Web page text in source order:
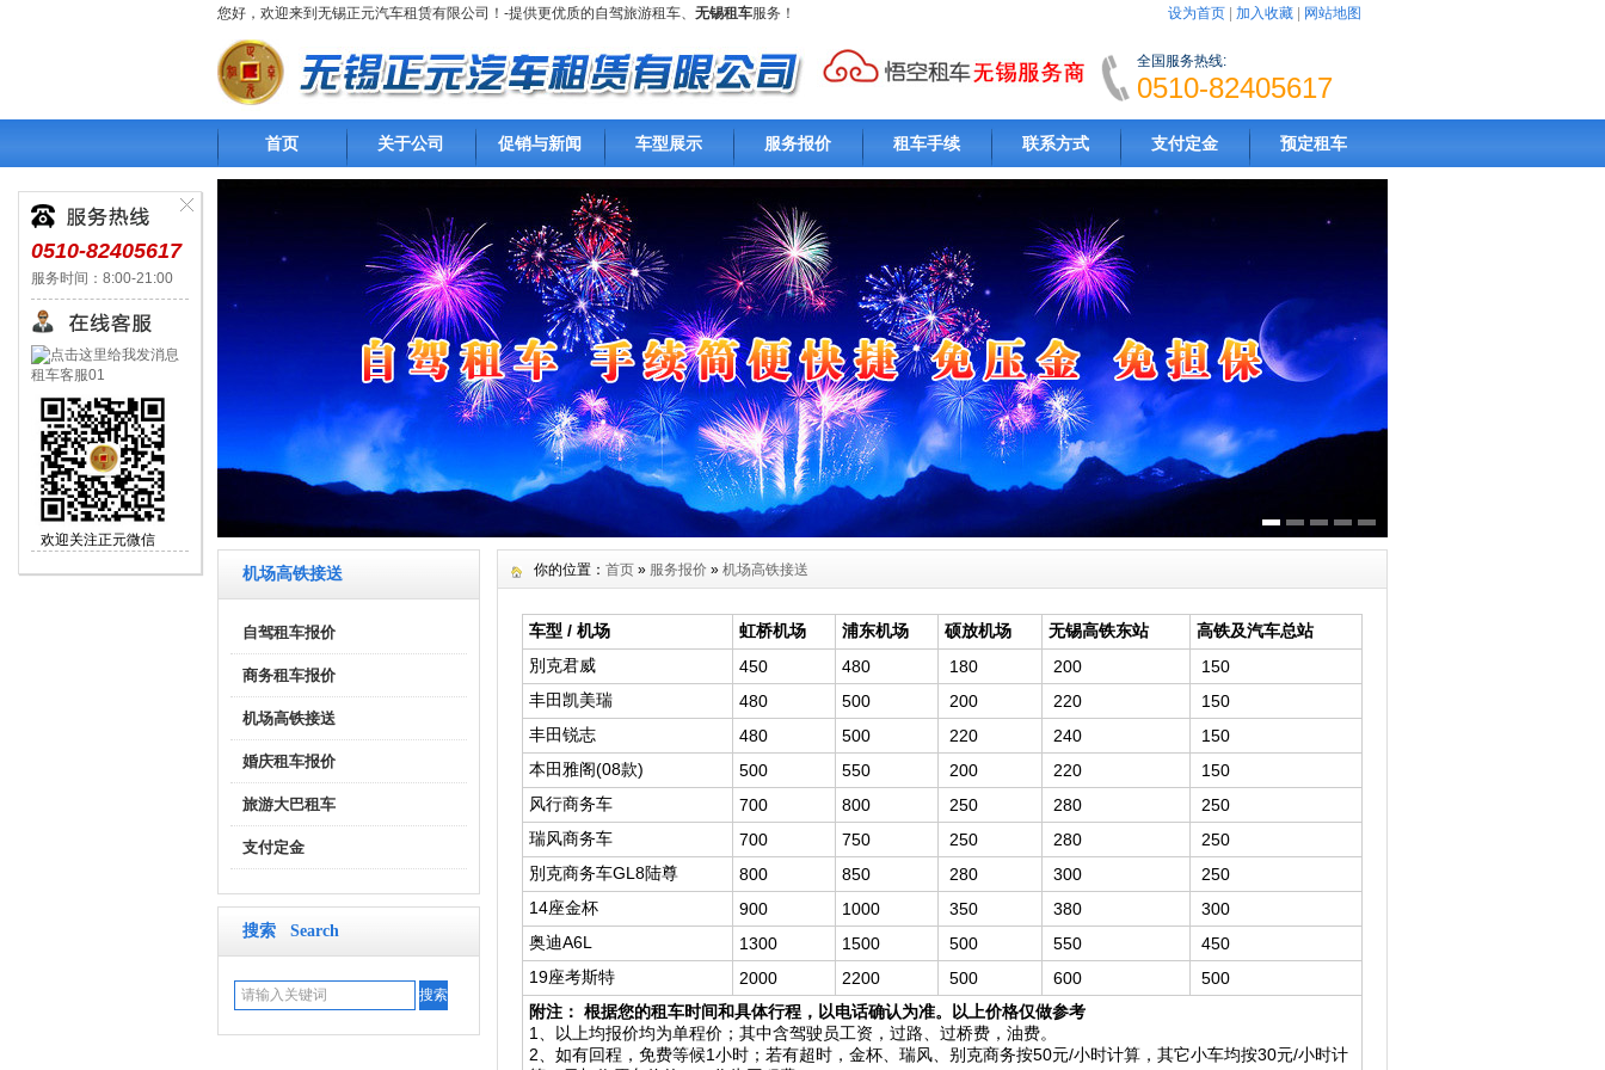
您好，欢迎来到无锡正元汽车租赁有限公司！-提供更优质的自驾旅游租车、 无锡租车服务！ 设为首页| 加入收藏| 网站地图
全国服务热线:
0510-82405617
首页 关于公司 促销与新闻 车型展示 服务报价 租车手续 联系方式 支付定金 预定租车
机场高铁接送
自驾租车报价
商务租车报价
机场高铁接送
婚庆租车报价
旅游大巴租车
支付定金
搜索 Search
你的位置： 首页 » 服务报价 » 机场高铁接送
车型 / 机场 虹桥机场 浦东机场 硕放机场 无锡高铁东站
高铁及汽车总站
別克君威
450 480 180 200
150
丰田凯美瑞
480 500 200 220
150
丰田锐志
480 500 220 240
150
本田雅阁(08款)
500 550 200 220
150
风行商务车
700 800 250 280
250
瑞风商务车
700 750 250 280
250
別克商务车GL8陆尊
800 850 280 300
250
14座金杯
900 1000 350 380
300
奥迪A6L
1300 1500 500 550
450
19座考斯特
2000 2200 500 600
500
附注： 根据您的租车时间和具体行程，以电话确认为准。以上价格仅做参考
1、以上均报价均为单程价；其中含驾驶员工资，过路、过桥费，油费。
2、如有回程，免费等候1小时；若有超时，金杯、瑞风、别克商务按50元/小时计算，其它小车均按30元/小时计
0510-82405617
服务时间：8:00-21:00
租车客服01
欢迎关注正元微信